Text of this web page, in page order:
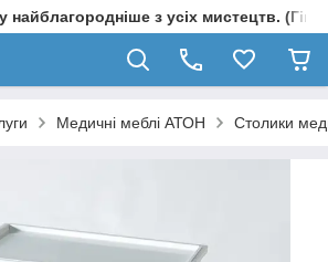
найблагородніше з усіх мистецтв.
Медичні меблі АТОН Столики